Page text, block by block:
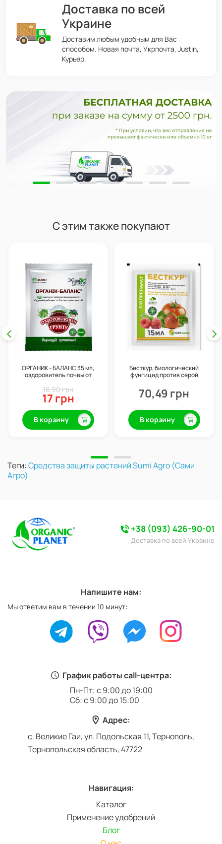
Доставка по всей
Украине
Доставим любым удобным для Вас
способом. Новая почта, Укрпочта, Justin,
Курьер.
С этим также покупают
ОРГАНИК - БАЛАНС 35 мл,
оздоровитель почвы от
болезней
17 грн
18,90 грн
В корзину
Бесткур, биологический
фунгицид против серой
70,49 грн
В корзину
Теги:Средства защиты растений Sumi Agro (Сами
Агро)
+38 (093) 426-90-01
Доставка по всей Украине
График работы call-центра:
Пн-Пт: с 9:00 до 19:00
Сб: с 9:00 до 15:00
Адрес:
с. Великие Гаи, ул. Подольская 11, Тернополь,
Тернопольская область, 47722
Навигация:
Каталог
Применение удобрений
Блог
Напишите нам:
Мы ответим вам в течении 10 минут: